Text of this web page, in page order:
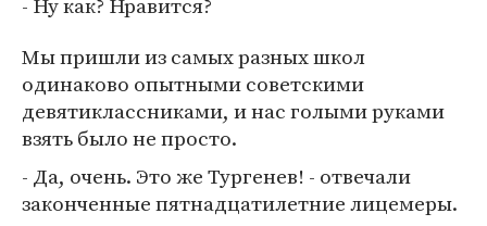
Мы пришли из самых разных школ
одинаково опытными советскими
девятиклассниками, и нас голыми руками
взять было не просто.
- Да, очень. Это же Тургенев! - отвечали
законченные пятнадцатилетние лицемеры.